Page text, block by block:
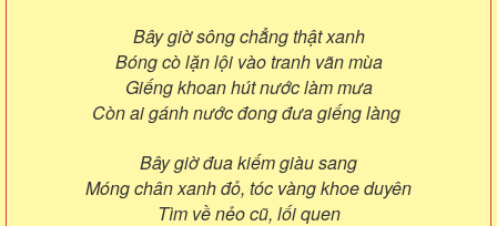
Bây giờ sông chẳng thật xanh
Bóng cò lặn lội vào tranh vãn mùa
Giếng khoan hút nước làm mưa
Còn ai gánh nước đong đưa giếng làng
Bây giờ đua kiếm giàu sang
Móng chân xanh đỏ, tóc vàng khoe duyên
Tìm về nẻo cũ, lối quen